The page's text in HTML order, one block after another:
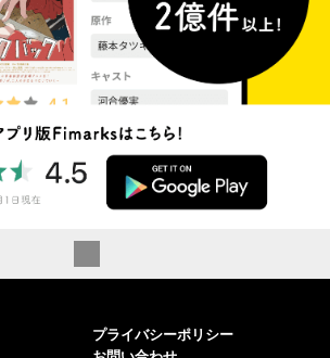
プライバシーポリシー